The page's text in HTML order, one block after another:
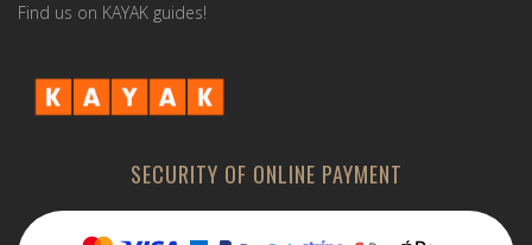
Find us on KAYAK guides!
SECURITY OF ONLINE PAYMENT